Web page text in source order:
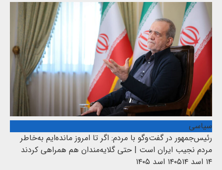
سیاسی
رئیس‌جمهور در گفت‌وگو با مردم: اگر تا امروز مانده‌ایم به‌خاطر
مردم نجیب ایران است | حتی گلایه‌مندان هم همراهی کردند
۱۴ اسد ۱۴۰۵
۱۴ اسد ۱۴۰۵